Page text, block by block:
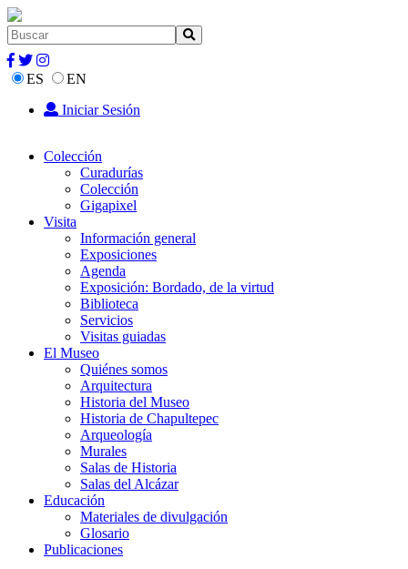
ES
EN
Iniciar Sesión
Colección
Curadurías
Colección
Gigapixel
Visita
Información general
Exposiciones
Agenda
Exposición: Bordado, de la virtud
Biblioteca
Servicios
Visitas guiadas
El Museo
Quiénes somos
Arquitectura
Historia del Museo
Historia de Chapultepec
Arqueología
Murales
Salas de Historia
Salas del Alcázar
Educación
Materiales de divulgación
Glosario
Publicaciones